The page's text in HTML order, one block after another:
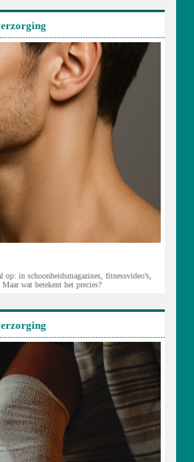
in schoonheidsmagazines, fitnessvideo’s,
wat betekent het precies?